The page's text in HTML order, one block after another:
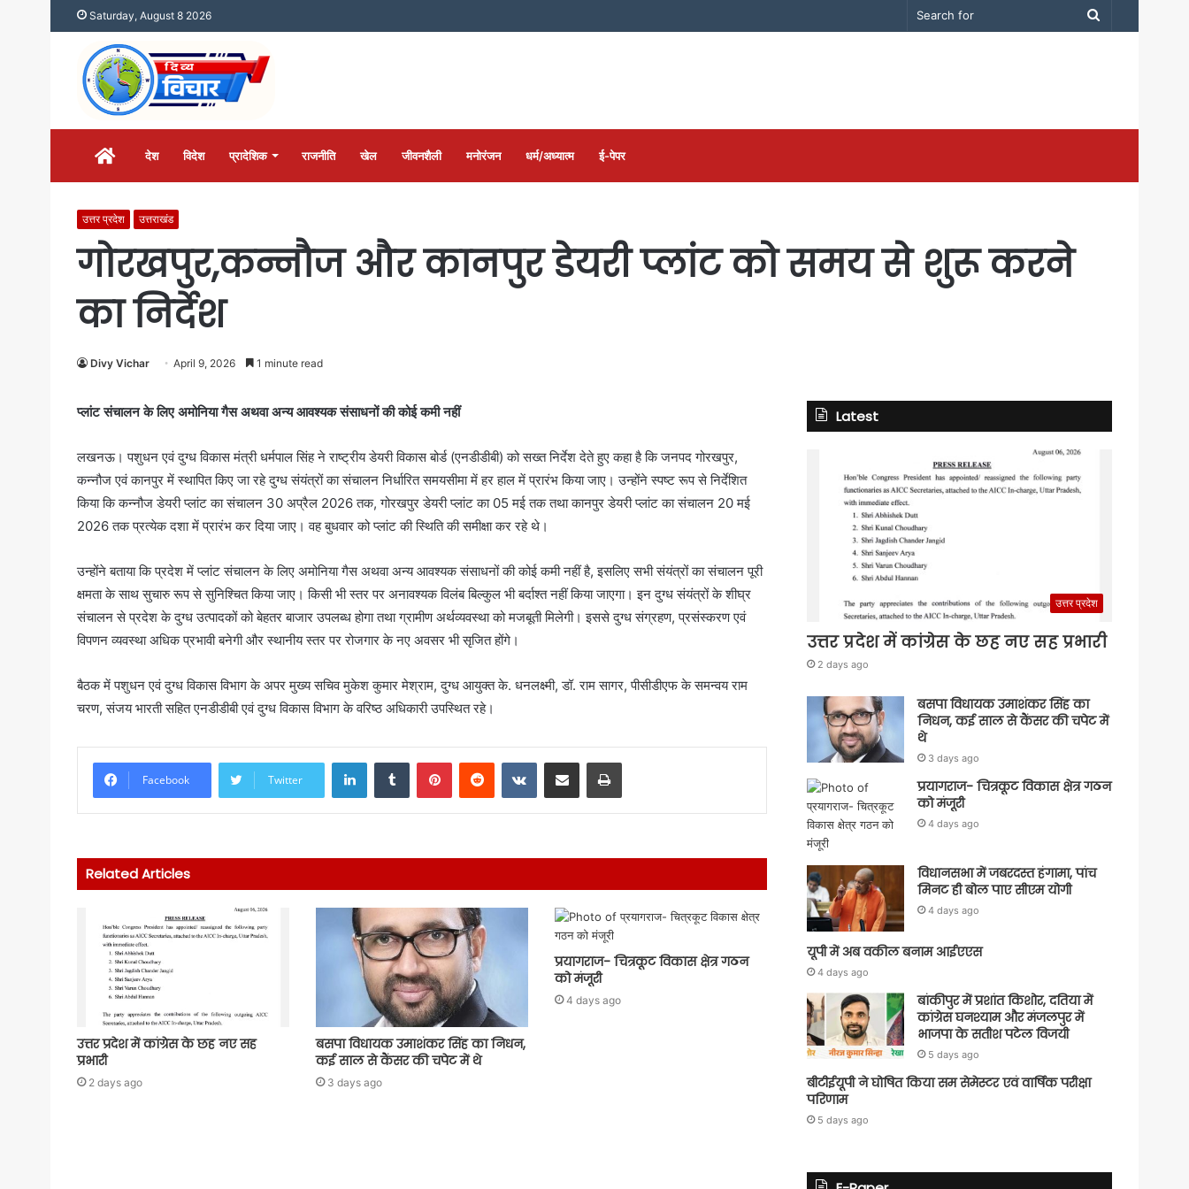
Saturday, August 8 2026
Search
होम देश विदेश प्रादेशिक राजनीति खेल जीवनशैली मनोरंजन धर्म/अध्यात्म ई-पेपर
उत्तर प्रदेश उत्तराखंड
गोरखपुर,कन्नौज और कानपुर डेयरी प्लांट को समय से शुरू करने
का निर्देश
Divy Vichar April 9, 2026 1 minute read
प्लांट संचालन के लिए अमोनिया गैस अथवा अन्य आवश्यक संसाधनों की कोई कमी नहीं
लखनऊ। पशुधन एवं दुग्ध विकास मंत्री धर्मपाल सिंह ने राष्ट्रीय डेयरी विकास बोर्ड (एनडीडीबी) को सख्त निर्देश देते हुए कहा है कि जनपद गोरखपुर,
कन्नौज एवं कानपुर में स्थापित किए जा रहे दुग्ध संयंत्रों का संचालन निर्धारित समयसीमा में हर हाल में प्रारंभ किया जाए। उन्होंने स्पष्ट रूप से निर्देशित
किया कि कन्नौज डेयरी प्लांट का संचालन 30 अप्रैल 2026 तक, गोरखपुर डेयरी प्लांट का 05 मई तक तथा कानपुर डेयरी प्लांट का संचालन 20 मई
2026 तक प्रत्येक दशा में प्रारंभ कर दिया जाए। वह बुधवार को प्लांट की स्थिति की समीक्षा कर रहे थे।
उन्होंने बताया कि प्रदेश में प्लांट संचालन के लिए अमोनिया गैस अथवा अन्य आवश्यक संसाधनों की कोई कमी नहीं है, इसलिए सभी संयंत्रों का संचालन पूरी
क्षमता के साथ सुचारु रूप से सुनिश्चित किया जाए। किसी भी स्तर पर अनावश्यक विलंब बिल्कुल भी बर्दाश्त नहीं किया जाएगा। इन दुग्ध संयंत्रों के शीघ्र
संचालन से प्रदेश के दुग्ध उत्पादकों को बेहतर बाजार उपलब्ध होगा तथा ग्रामीण अर्थव्यवस्था को मजबूती मिलेगी। इससे दुग्ध संग्रहण, प्रसंस्करण एवं
विपणन व्यवस्था अधिक प्रभावी बनेगी और स्थानीय स्तर पर रोजगार के नए अवसर भी सृजित होंगे।
बैठक में पशुधन एवं दुग्ध विकास विभाग के अपर मुख्य सचिव मुकेश कुमार मेश्राम, दुग्ध आयुक्त के. धनलक्ष्मी, डॉ. राम सागर, पीसीडीएफ के समन्वय राम
चरण, संजय भारती सहित एनडीडीबी एवं दुग्ध विकास विभाग के वरिष्ठ अधिकारी उपस्थित रहे।
Facebook Twitter
LinkedInTumblr PinterestReddit VKontakteShare via Email Print
Related Articles
उत्तर प्रदेश में कांग्रेस के छह नए सह
प्रभारी
2 days ago
बसपा विधायक उमाशंकर सिंह का निधन,
कई साल से कैंसर की चपेट में थे
3 days ago
प्रयागराज- चित्रकूट विकास क्षेत्र गठन
को मंजूरी
4 days ago
Latest
उत्तर प्रदेश
उत्तर प्रदेश में कांग्रेस के छह नए सह प्रभारी
2 days ago
बसपा विधायक उमाशंकर सिंह का
निधन, कई साल से कैंसर की चपेट में
थे
3 days ago
प्रयागराज- चित्रकूट विकास क्षेत्र गठन
को मंजूरी
4 days ago
विधानसभा में जबरदस्त हंगामा, पांच
मिनट ही बोल पाए सीएम योगी
4 days ago
यूपी में अब वकील बनाम आईएएस
4 days ago
बांकीपुर में प्रशांत किशोर, दतिया में
कांग्रेस घनश्याम और मंजलपुर में
भाजपा के सतीश पटेल विजयी
5 days ago
बीटीईयूपी ने घोषित किया सम सेमेस्टर एवं वार्षिक परीक्षा
परिणाम
5 days ago